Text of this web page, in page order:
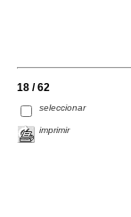
18 / 62
seleccionar
imprimir